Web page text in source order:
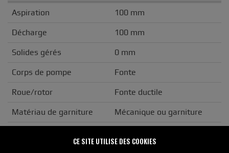
Aspiration 100 mm
Décharge 100 mm
Solides gérés 0 mm
Corps de pompe Fonte
Roue/rotor Fonte ductile
Matériau de garniture Mécanique ou garniture
CE SITE UTILISE DES COOKIES